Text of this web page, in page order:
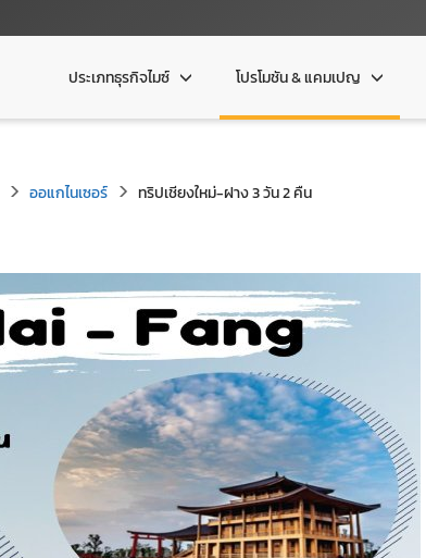
ประเภทธุรกิจไมซ์ โปรโมชัน & แคมเปญ
ออแกไนเซอร์ ทริปเชียงใหม่-ฝาง 3 วัน 2 คืน